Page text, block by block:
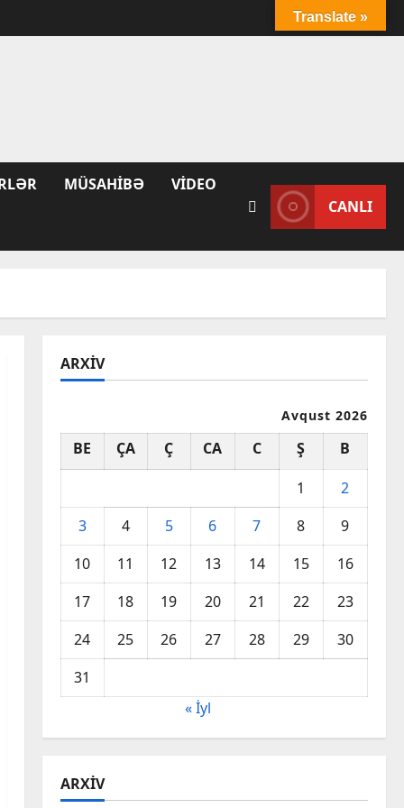
MÜSAHIBƏ VIDEO
CANLI
ARXIV
Avqust 2026
BE ÇA Ç CA C Ş
B
1
2
3
4 5 6 7 8
9
10
11 12 13 14 15
16
17
18 19 20 21 22
23
24
25 26 27 28 29
30
31
« İyl
ARXIV
Translate »